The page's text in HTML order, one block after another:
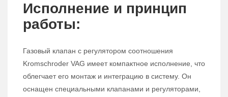
Исполнение и принцип
работы:
Газовый клапан с регулятором соотношения
Kromschroder VAG имеет компактное исполнение, что
облегчает его монтаж и интеграцию в систему. Он
оснащен специальными клапанами и регуляторами,